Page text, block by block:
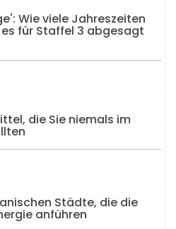
Wie viele Jahreszeiten
für Staffel 3 abgesagt
die Sie niemals im
Städte, die die
anführen